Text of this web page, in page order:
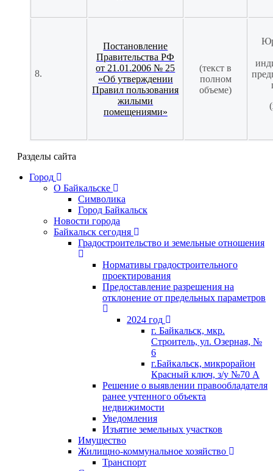
8.
Постановление
Правительства РФ
от 21.01.2006 № 25
«Об утверждении
Правил пользования
жилыми
помещениями»
(текст в
полном
объеме)
Разделы сайта
Город
О Байкальске
Символика
Город Байкальск
Новости города
Байкальск сегодня
Градостроительство и земельные отношения
Нормативы градостроительного
проектирования
Предоставление разрешения на
отклонение от предельных параметров
2024 год
г. Байкальск, мкр.
Строитель, ул. Озерная, №
6
г.Байкальск, микрорайон
Красный ключ, з/у №70 А
Решение о выявлении правообладателя
ранее учтенного объекта
недвижимости
Уведомления
Изъятие земельных участков
Имущество
Жилищно-коммунальное хозяйство
Транспорт